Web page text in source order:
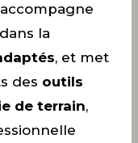
la
, et met
des outils
de terrain,